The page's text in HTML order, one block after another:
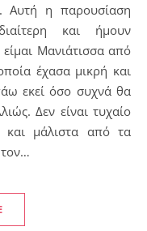
Αυτή η παρουσίαση
και ήμουν
είμαι Μανιάτισσα από
έχασα μικρή και
εκεί όσο συχνά θα
Δεν είναι τυχαίο
μάλιστα από τα